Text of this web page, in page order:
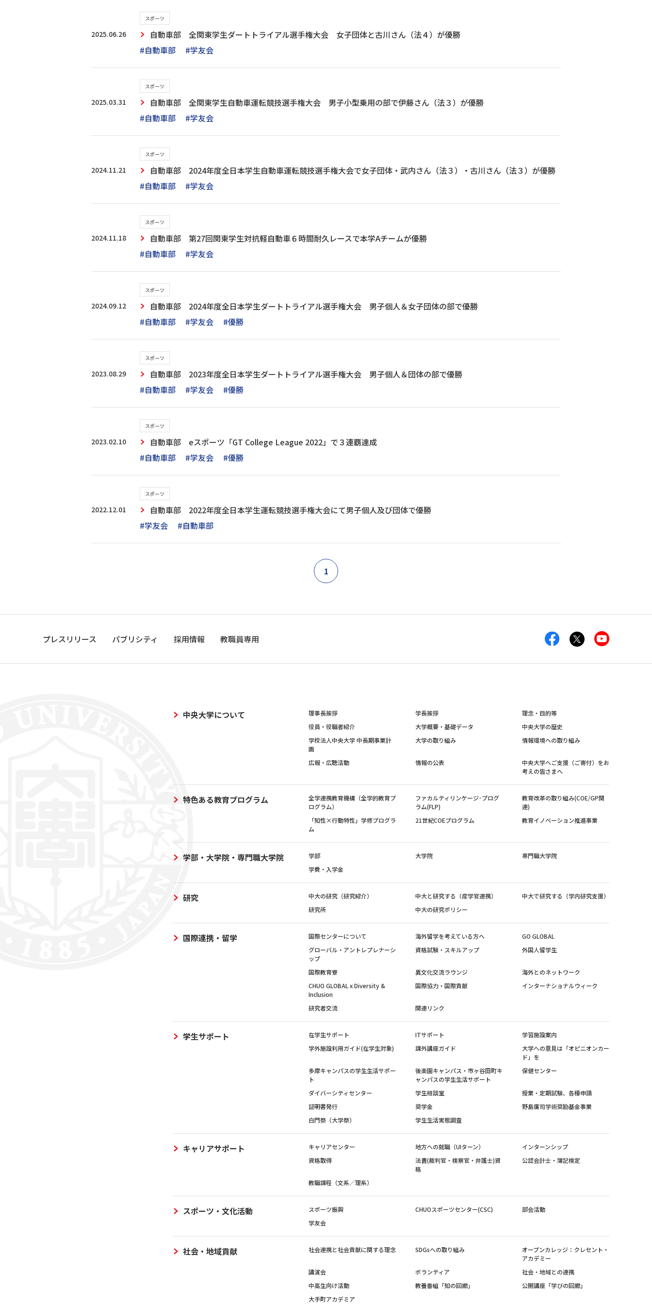
2025.06.26
スポーツ
自動車部 全関東学生ダートトライアル選手権大会 女子団体と古川さん（法４）が優勝
#自動車部
#学友会
2025.03.31
スポーツ
自動車部 全関東学生自動車運転競技選手権大会 男子小型乗用の部で伊藤さん（法３）が優勝
#自動車部
#学友会
2024.11.21
スポーツ
自動車部 2024年度全日本学生自動車運転競技選手権大会で女子団体・武内さん（法３）・古川さん（法３）が優勝
#自動車部
#学友会
2024.11.18
スポーツ
自動車部 第27回関東学生対抗軽自動車６時間耐久レースで本学Aチームが優勝
#自動車部
#学友会
2024.09.12
スポーツ
自動車部 2024年度全日本学生ダートトライアル選手権大会 男子個人＆女子団体の部で優勝
#自動車部
#学友会 #優勝
2023.08.29
スポーツ
自動車部 2023年度全日本学生ダートトライアル選手権大会 男子個人＆団体の部で優勝
#自動車部
#学友会 #優勝
2023.02.10
スポーツ
自動車部 eスポーツ「GT College League 2022」で３連覇達成
#自動車部
#学友会 #優勝
2022.12.01
スポーツ
自動車部 2022年度全日本学生運転競技選手権大会にて男子個人及び団体で優勝
#学友会
#自動車部
1
プレスリリース パブリシティ 採用情報 教職員専用
中央大学について 理事長挨拶 学長挨拶
理念・目的等
役員・役職者紹介
大学概要・基礎データ
中央大学の歴史
学校法人中央大学 中長期事業計
画
大学の取り組み 情報環境への取り組み
広報・広聴活動 情報の公表
中央大学へご支援（ご寄付）をお
考えの皆さまへ
特色ある教育プログラム
全学連携教育機構（全学的教育プ
ログラム）
ファカルティリンケージ･プログ
ラム(FLP)
教育改革の取り組み(COE/GP関
連)
「知性×行動特性」学修プログラ
ム
21世紀COEプログラム 教育イノベーション推進事業
学部・大学院・専門職大学院 学部 大学院
専門職大学院
学費・入学金
研究 中大の研究（研究紹介） 中大と研究する（産学官連携）
中大で研究する（学内研究支援）
研究所
中大の研究ポリシー
国際連携・留学 国際センターについて 海外留学を考えている方へ
GO GLOBAL
グローバル・アントレプレナーシ
ップ
資格試験・スキルアップ 外国人留学生
国際教育寮 異文化交流ラウンジ
海外とのネットワーク
CHUO GLOBAL x Diversity &
Inclusion
国際協力・国際貢献 インターナショナルウィーク
研究者交流 関連リンク
学生サポート 在学生サポート ITサポート
学習施設案内
学外施設利用ガイド(在学生対象)
課外講座ガイド
大学への意見は「オピニオンカー
ド」を
多摩キャンパスの学生生活サポー
ト
後楽園キャンパス・市ヶ谷田町キ
ャンパスの学生生活サポート
保健センター
ダイバーシティセンター 学生相談室
授業・定期試験、各種申請
証明書発行
奨学金
野島廣司学術奨励基金事業
白門祭（大学祭）
学生生活実態調査
キャリアサポート キャリアセンター 地方への就職（UIターン）
インターンシップ
資格取得
法曹(裁判官・検察官・弁護士)資
格
公認会計士・簿記検定
教職課程（文系／理系）
スポーツ・文化活動 スポーツ振興 CHUOスポーツセンター(CSC)
部会活動
学友会
社会・地域貢献 社会連携と社会貢献に関する理念 SDGsへの取り組み
オープンカレッジ：クレセント・
アカデミー
講演会
ボランティア
社会・地域との連携
中高生向け活動
教養番組「知の回廊」
公開講座「学びの回廊」
大手町アカデミア